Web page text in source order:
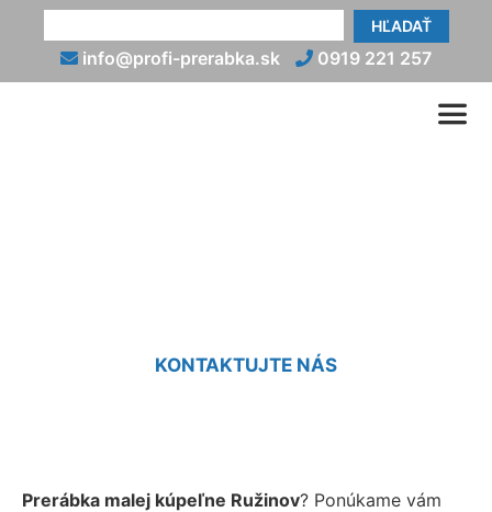
HĽADAŤ
info@profi-prerabka.sk 0919 221 257
KONTAKTUJTE NÁS
Prerábka malej kúpeľne Ružinov? Ponúkame vám